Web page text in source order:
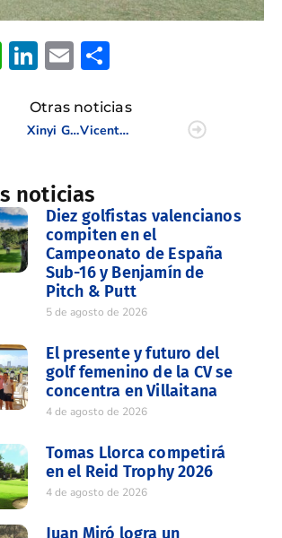
WhatsApp
LinkedIn
Email
Otras noticias
Xinyi Gu logra una plaza para la disputa del prestigioso torneo La Sella Open
Vicente Dasí, tercero en el GP de España Sénior de mayores de 70 años
noticias
Diez golfistas valencianos
compiten en el
Campeonato de España
Sub-16 y Benjamín de
Pitch & Putt
5 de agosto de 2026
El presente y futuro del
golf femenino de la CV se
concentra en Villaitana
4 de agosto de 2026
Tomas Llorca competirá
en el Reid Trophy 2026
4 de agosto de 2026
Juan Miró logra un